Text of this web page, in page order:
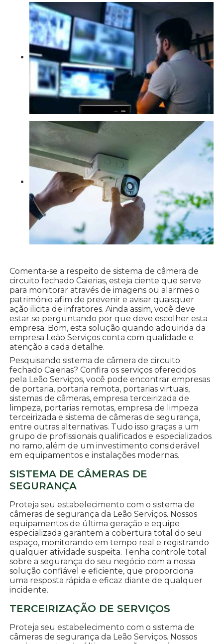
Comenta-se a respeito de sistema de câmera de
circuito fechado Caierias, esteja ciente que serve
para monitorar através de imagens ou alarmes o
património afim de prevenir e avisar quaisquer
ação ilicita de infratores. Ainda assim, você deve
estar se perguntando por que deve escolher esta
empresa. Bom, esta solução quando adquirida da
empresa Leão Serviços conta com qualidade e
atenção a cada detalhe.
Pesquisando sistema de câmera de circuito
fechado Caierias? Confira os serviços oferecidos
pela Leão Serviços, você pode encontrar empresas
de portaria, portaria remota, portarias virtuais,
sistemas de câmeras, empresa terceirizada de
limpeza, portarias remotas, empresa de limpeza
terceirizada e sistema de câmeras de segurança,
entre outras alternativas. Tudo isso graças a um
grupo de profissionais qualificados e especializados
no ramo, além de um investimento considerável
em equipamentos e instalações modernas.
SISTEMA DE CÂMERAS DE
SEGURANÇA
Proteja seu estabelecimento com o sistema de
câmeras de segurança da Leão Serviços. Nossos
equipamentos de última geração e equipe
especializada garantem a cobertura total do seu
espaço, monitorando em tempo real e registrando
qualquer atividade suspeita. Tenha controle total
sobre a segurança do seu negócio com a nossa
solução confiável e eficiente, que proporciona
uma resposta rápida e eficaz diante de qualquer
incidente.
TERCEIRIZAÇÃO DE SERVIÇOS
Proteja seu estabelecimento com o sistema de
câmeras de segurança da Leão Serviços. Nossos